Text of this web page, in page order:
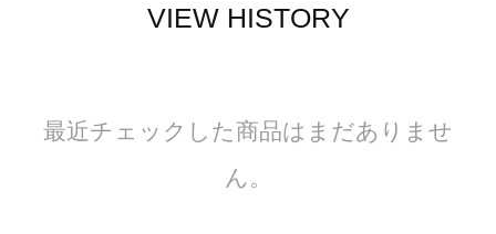
VIEW HISTORY
最近チェックした商品はまだありませ
ん。